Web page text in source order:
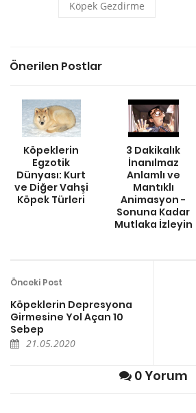
Köpek Gezdirme
Önerilen Postlar
Köpeklerin
Egzotik
Dünyası: Kurt
ve Diğer Vahşi
Köpek Türleri
3 Dakikalık
İnanılmaz
Anlamlı ve
Mantıklı
Animasyon -
Sonuna Kadar
Mutlaka İzleyin
Önceki Post
Köpeklerin Depresyona
Girmesine Yol Açan 10
Sebep
21.05.2020
0 Yorum